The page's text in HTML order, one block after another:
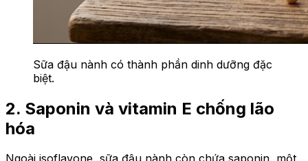
Sữa đậu nành có thành phần dinh dưỡng đặc
biệt.
2. Saponin và vitamin E chống lão
hóa